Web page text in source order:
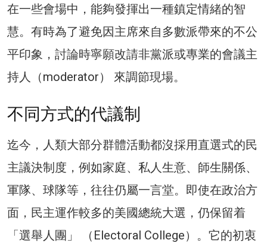
在一些會場中，能夠發揮出一種鎮定情緒的智
慧。有時為了避免因主席來自多數派帶來的不公
平印象，討論時寧願改請非黨派或專業的會議主
持人（moderator） 來調節現場。
不同方式的代議制
迄今，人類大部分群體活動都沒採用直選式的民
主議決制度，例如家庭、私人生意、師生關係、
軍隊、球隊等，往往仍屬一言堂。即使在政治方
面，民主運作較多的美國總統大選，仍保留着
「選舉人團」 （Electoral College）。它的初衷